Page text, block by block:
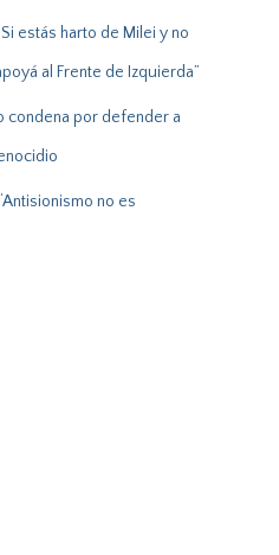
estás harto de Milei y no
al Frente de Izquierda”
condena por defender a
no es